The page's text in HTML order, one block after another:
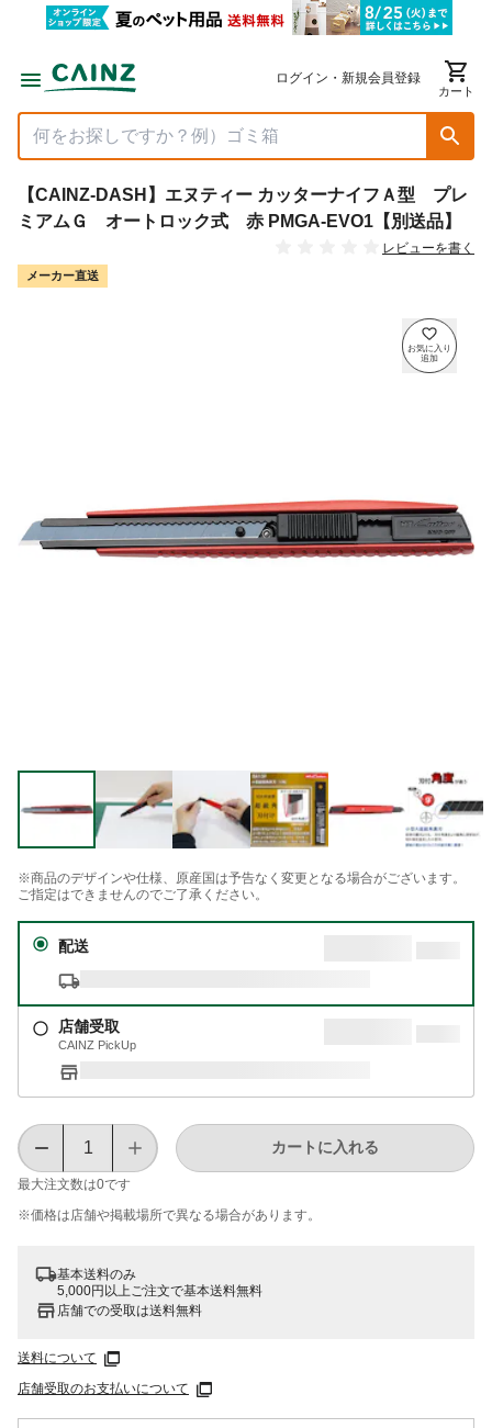
ログイン・新規会員登録
カート
【CAINZ-DASH】エヌティー カッターナイフＡ型 プレ
ミアムＧ オートロック式 赤 PMGA-EVO1【別送品】
レビューを書く
メーカー直送
※商品のデザインや仕様、原産国は予告なく変更となる場合がございます。
ご指定はできませんのでご了承ください。
配送
店舗受取
CAINZ PickUp
最大注文数は0です
カートに入れる
※価格は​店舗や​掲載場所で​異なる​場合が​あります。
基本送料のみ
5,000円以上ご注文で基本送料無料
店舗での受取は送料無料
送料について
店舗受取のお支払いについて